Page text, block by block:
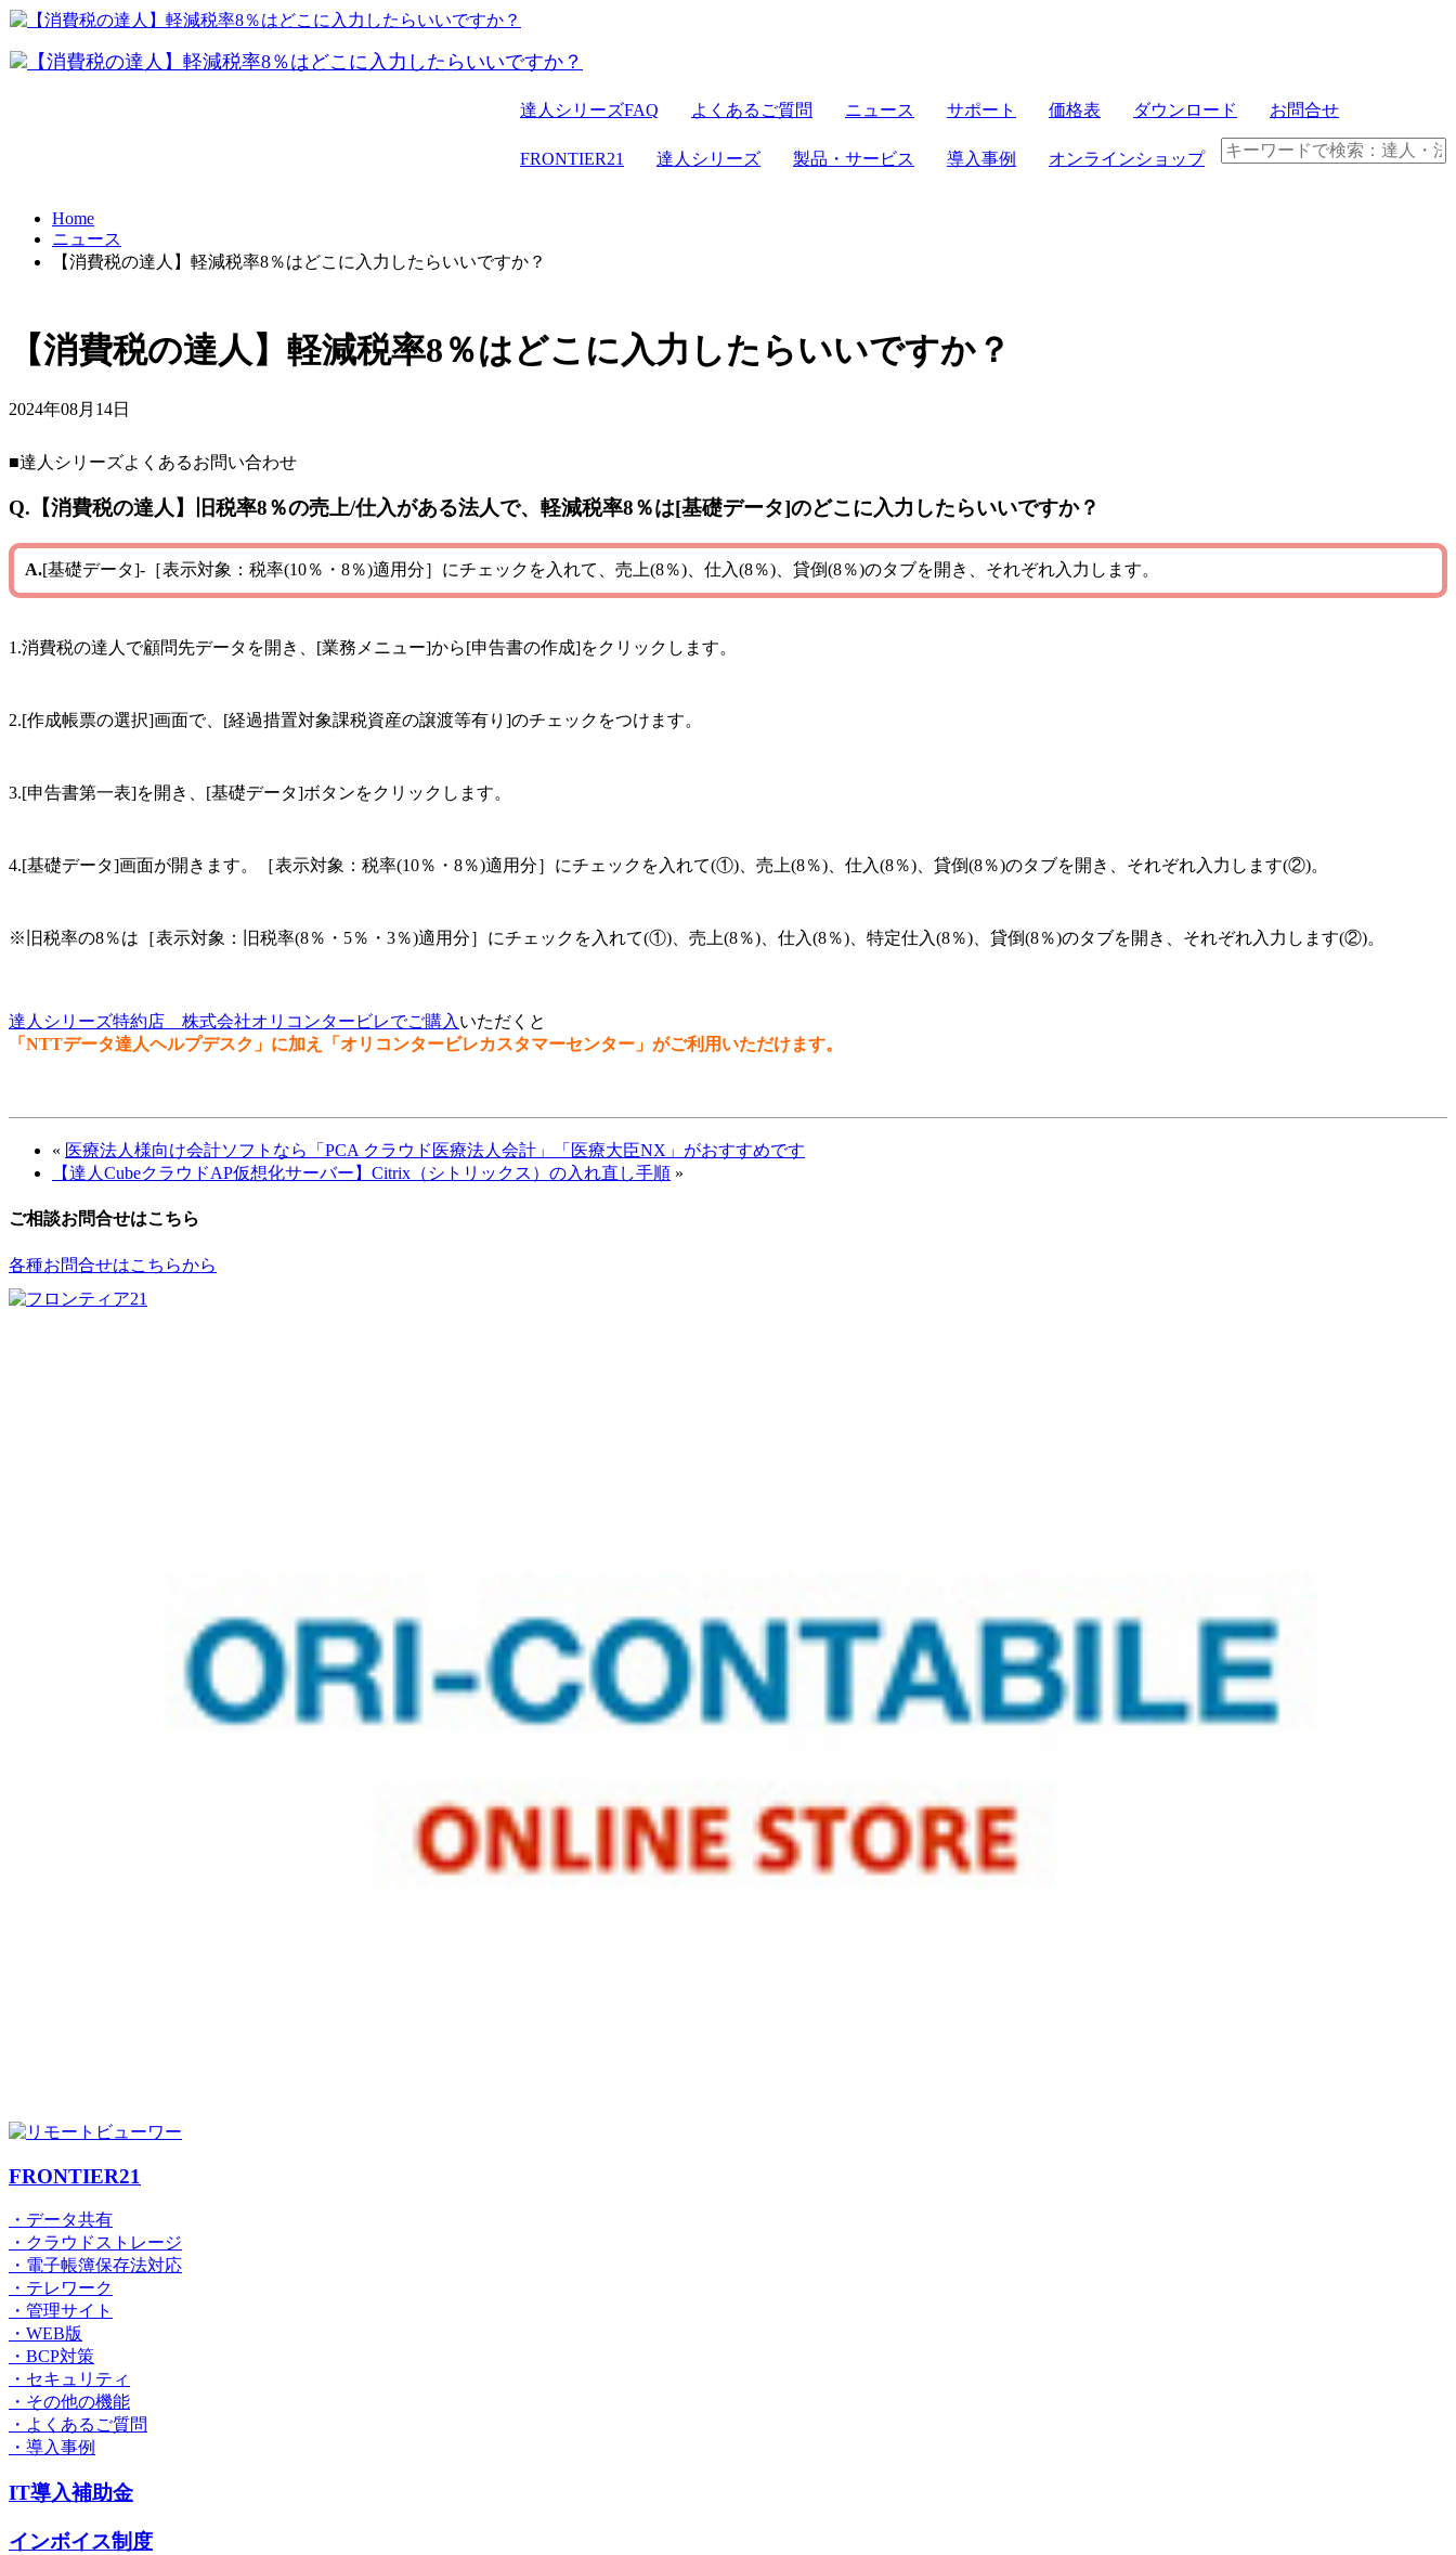
達人シリーズFAQ よくあるご質問
FRONTIER21
ニュース サポート 価格表 ダウンロード お問合せ
FRONTIER21
BCP対策 セキュリティ
達人シリーズ 製品・サービス
FRONTIER21
セキュリティ対策
導入事例 オンラインショップ
Home
ニュース
【消費税の達人】軽減税率8％はどこに入力したらいいですか？
【消費税の達人】軽減税率8％はどこに入力したらいいですか？
2024年08月14日
■達人シリーズよくあるお問い合わせ
Q.【消費税の達人】旧税率8％の売上/仕入がある法人で、軽減税率8％は[基礎データ]のどこに入力したらいいですか？
A.[基礎データ]-［表示対象：税率(10％・8％)適用分］にチェックを入れて、売上(8％)、仕入(8％)、貸倒(8％)のタブを開き、それぞれ入力します。
1.消費税の達人で顧問先データを開き、[業務メニュー]から[申告書の作成]をクリックします。
2.[作成帳票の選択]画面で、[経過措置対象課税資産の譲渡等有り]のチェックをつけます。
3.[申告書第一表]を開き、[基礎データ]ボタンをクリックします。
4.[基礎データ]画面が開きます。［表示対象：税率(10％・8％)適用分］にチェックを入れて(①)、売上(8％)、仕入(8％)、貸倒(8％)のタブを開き、それぞれ入力します(②)。
※旧税率の8％は［表示対象：旧税率(8％・5％・3％)適用分］にチェックを入れて(①)、売上(8％)、仕入(8％)、特定仕入(8％)、貸倒(8％)のタブを開き、それぞれ入力します(②)。
達人シリーズ特約店 株式会社オリコンタービレでご購入 いただくと
「NTTデータ達人ヘルプデスク」に加え「オリコンタービレカスタマーセンター」がご利用いただけます。
« 医療法人様向け会計ソフトなら「PCA クラウド医療法人会計」「医療大臣NX」がおすすめです
【達人CubeクラウドAP仮想化サーバー】Citrix（シトリックス）の入れ直し手順 »
ご相談お問合せはこちら
各種お問合せはこちらから
FRONTIER21
・データ共有
・クラウドストレージ
・電子帳簿保存法対応
・テレワーク
・管理サイト
・WEB版
・BCP対策
・セキュリティ
・その他の機能
・よくあるご質問
・導入事例
IT導入補助金
インボイス制度